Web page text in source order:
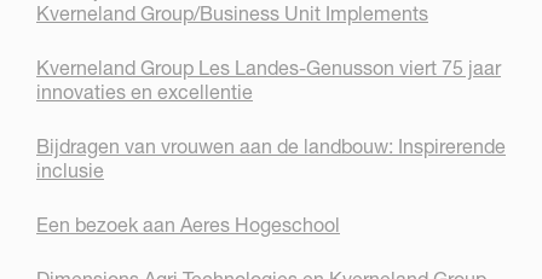
Kverneland Group/Business Unit Implements
Kverneland Group Les Landes-Genusson viert 75 jaar
innovaties en excellentie
Bijdragen van vrouwen aan de landbouw: Inspirerende
inclusie
Een bezoek aan Aeres Hogeschool